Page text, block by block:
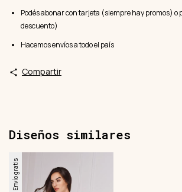
Podés abonar con tarjeta (siempre hay promos)
descuento)
Hacemos envíos a todo el país
Compartir
Diseños similares
Envío gratis